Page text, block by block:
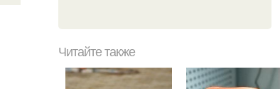
Читайте также